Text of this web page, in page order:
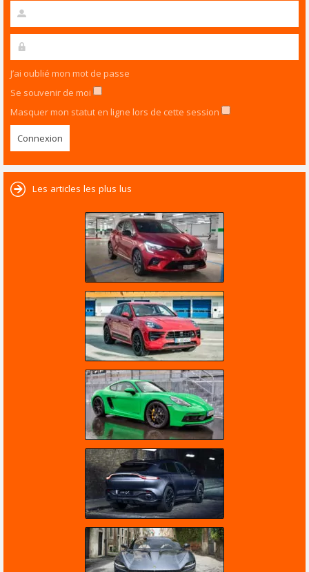
J’ai oublié mon mot de passe
Se souvenir de moi
Masquer mon statut en ligne lors de cette session
Les articles les plus lus